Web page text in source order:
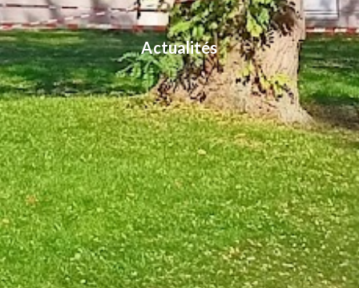
Actualités